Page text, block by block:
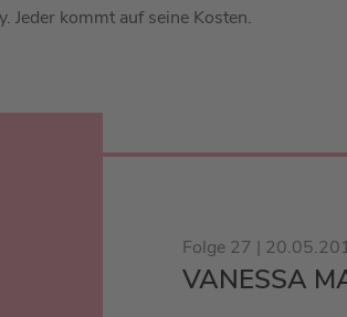
Jeder kommt auf seine Kosten.
Folge 27 |
VANESSA